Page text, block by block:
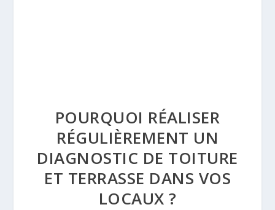
POURQUOI RÉALISER
RÉGULIÈREMENT UN
DIAGNOSTIC DE TOITURE
ET TERRASSE DANS VOS
LOCAUX ?